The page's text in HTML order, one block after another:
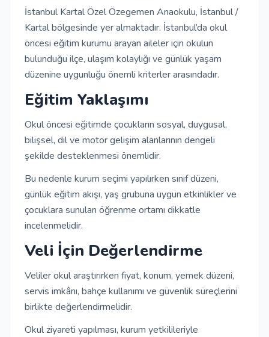
İstanbul Kartal Özel Özegemen Anaokulu, İstanbul /
Kartal bölgesinde yer almaktadır. İstanbul’da okul
öncesi eğitim kurumu arayan aileler için okulun
bulunduğu ilçe, ulaşım kolaylığı ve günlük yaşam
düzenine uygunluğu önemli kriterler arasındadır.
Eğitim Yaklaşımı
Okul öncesi eğitimde çocukların sosyal, duygusal,
bilişsel, dil ve motor gelişim alanlarının dengeli
şekilde desteklenmesi önemlidir.
Bu nedenle kurum seçimi yapılırken sınıf düzeni,
günlük eğitim akışı, yaş grubuna uygun etkinlikler ve
çocuklara sunulan öğrenme ortamı dikkatle
incelenmelidir.
Veli İçin Değerlendirme
Veliler okul araştırırken fiyat, konum, yemek düzeni,
servis imkânı, bahçe kullanımı ve güvenlik süreçlerini
birlikte değerlendirmelidir.
Okul ziyareti yapılması, kurum yetkilileriyle